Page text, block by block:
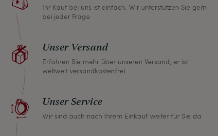
Ihr Kauf bei uns ist einfach. Wir unterstützen Sie gern
bei jeder Frage
Unser Versand
Erfahren Sie mehr über unseren Versand, er ist
weltweit versandkostenfrei
Unser Service
Wir sind auch nach Ihrem Einkauf weiter für Sie da